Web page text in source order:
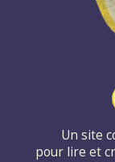
Un site
pour lire et